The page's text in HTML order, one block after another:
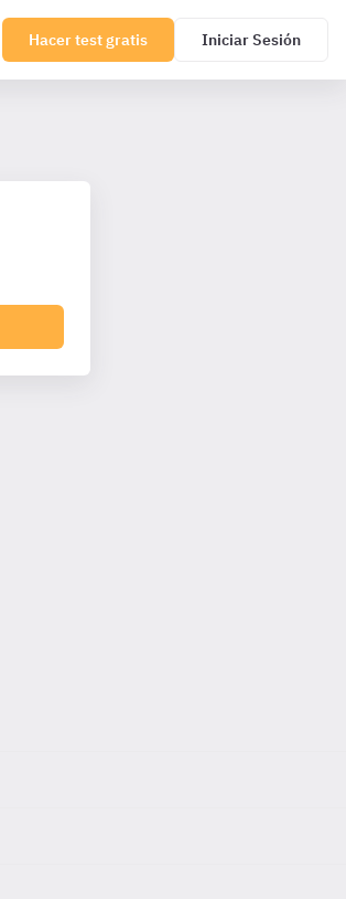
Hacer test gratis Iniciar Sesión